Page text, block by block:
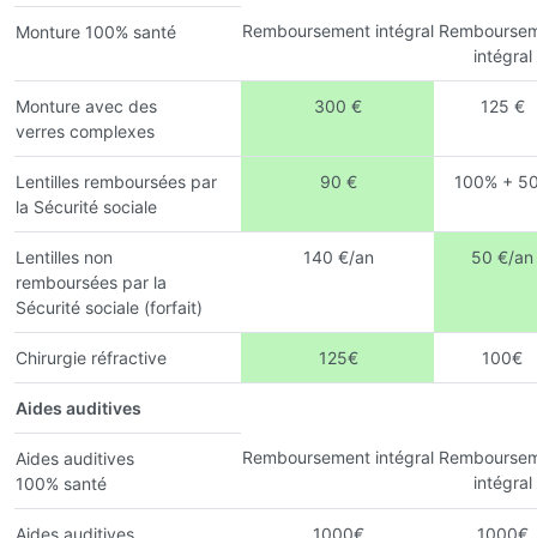
Monture 100% santé Remboursement intégral
intégral
Monture avec des
verres complexes
300 € 125 €
Lentilles remboursées par
la Sécurité sociale
90 € 100% +
Lentilles non
remboursées par la
Sécurité sociale (forfait)
140 €/an 50 €/an
Chirurgie réfractive 125€ 100€
Aides auditives
Aides auditives
100% santé
Remboursement intégral
intégral
Aides auditives 1000€ 1000€